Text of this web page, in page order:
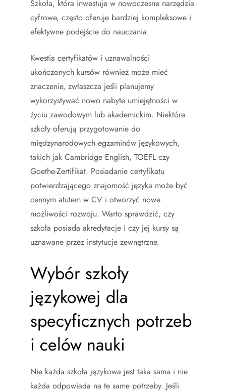
Szkoła, która inwestuje w nowoczesne narzędzia
cyfrowe, często oferuje bardziej kompleksowe i
efektywne podejście do nauczania.
Kwestia certyfikatów i uznawalności
ukończonych kursów również może mieć
znaczenie, zwłaszcza jeśli planujemy
wykorzystywać nowo nabyte umiejętności w
życiu zawodowym lub akademickim. Niektóre
szkoły oferują przygotowanie do
międzynarodowych egzaminów językowych,
takich jak Cambridge English, TOEFL czy
Goethe-Zertifikat. Posiadanie certyfikatu
potwierdzającego znajomość języka może być
cennym atutem w CV i otworzyć nowe
możliwości rozwoju. Warto sprawdzić, czy
szkoła posiada akredytacje i czy jej kursy są
uznawane przez instytucje zewnętrzne.
Wybór szkoły
językowej dla
specyficznych potrzeb
i celów nauki
Nie każda szkoła językowa jest taka sama i nie
każda odpowiada na te same potrzeby. Jeśli